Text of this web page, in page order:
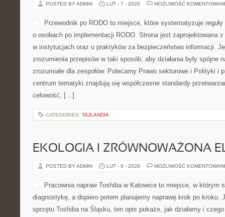
POSTED BY ADMIN LUT - 7 - 2026 MOŻLIWOŚĆ
Przewodnik po RODO to miejsce, które systematyzuje
o osobach po implementacji RODO. Strona jest zaprojektowana
w instytucjach oraz u praktyków za bezpieczeństwo informacji.
zrozumienia przepisów w taki sposób, aby działania były spójne
zrozumiałe dla zespołów. Polecamy Prawo sektorowe i Polityki i
centrum tematyki znajdują się współczesne standardy
celowość, […]
CATEGORIES: TAJLANDIA
EKOLOGIA I ZRÓWNOWAŻONA
POSTED BY ADMIN LUT - 6 - 2026 MOŻLIWOŚĆ
Pracownia napraw Toshiba w Katowice to miejsce, w którym
diagnostykę, a dopiero potem planujemy naprawę krok po kroku.
sprzętu Toshiba na Śląsku, ten opis pokaże, jak działamy i